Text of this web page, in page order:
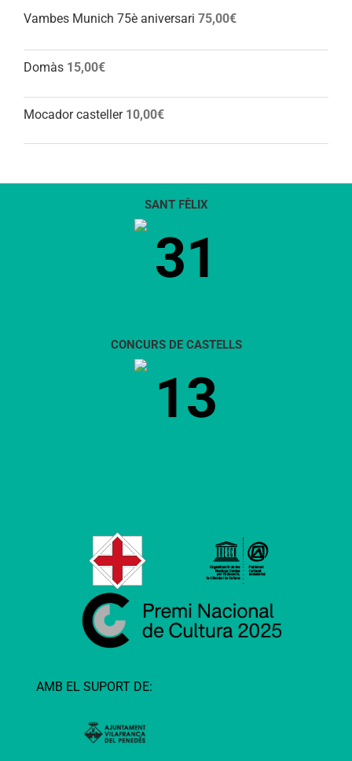
Vambes Munich 75è aniversari 75,00€
Domàs 15,00€
Mocador casteller 10,00€
SANT FÈLIX
31
CONCURS DE CASTELLS
13
AMB EL SUPORT DE: